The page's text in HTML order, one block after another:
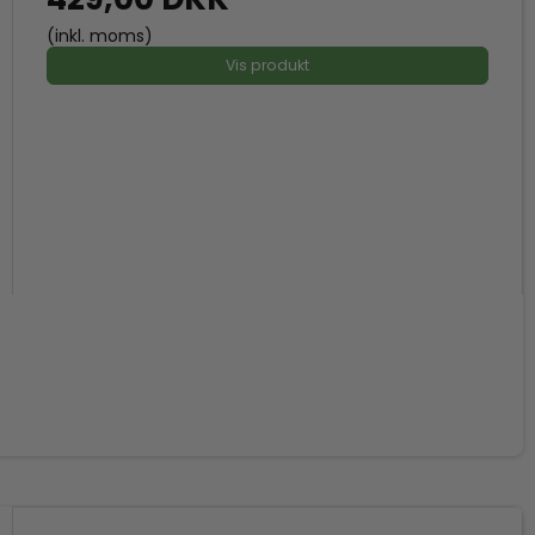
(inkl. moms)
Vis produkt